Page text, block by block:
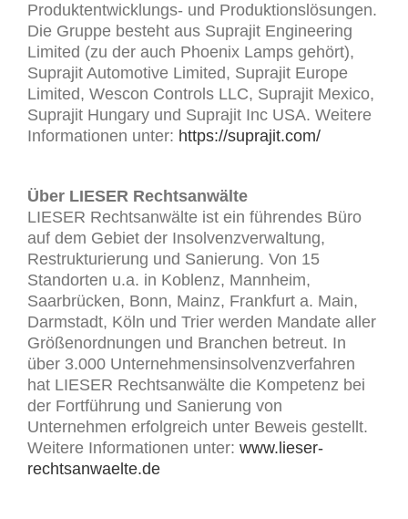
Produktentwicklungs- und Produktionslösungen.
Die Gruppe besteht aus Suprajit Engineering
Limited (zu der auch Phoenix Lamps gehört),
Suprajit Automotive Limited, Suprajit Europe
Limited, Wescon Controls LLC, Suprajit Mexico,
Suprajit Hungary und Suprajit Inc USA. Weitere
Informationen unter: https://suprajit.com/
Über LIESER Rechtsanwälte
LIESER Rechtsanwälte ist ein führendes Büro
auf dem Gebiet der Insolvenzverwaltung,
Restrukturierung und Sanierung. Von 15
Standorten u.a. in Koblenz, Mannheim,
Saarbrücken, Bonn, Mainz, Frankfurt a. Main,
Darmstadt, Köln und Trier werden Mandate aller
Größenordnungen und Branchen betreut. In
über 3.000 Unternehmensinsolvenzverfahren
hat LIESER Rechtsanwälte die Kompetenz bei
der Fortführung und Sanierung von
Unternehmen erfolgreich unter Beweis gestellt.
Weitere Informationen unter: www.lieser-
rechtsanwaelte.de